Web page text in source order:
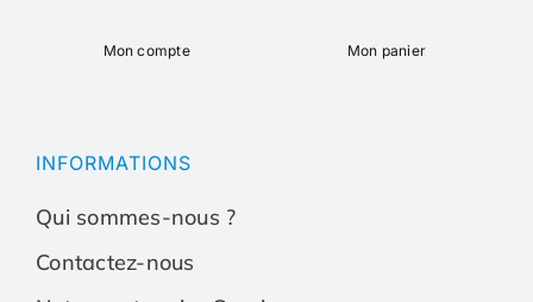
Mon compte
Qui sommes-nous ?
Contactez-nous
Mon panier
INFORMATIONS
Qui sommes-nous ?
Contactez-nous